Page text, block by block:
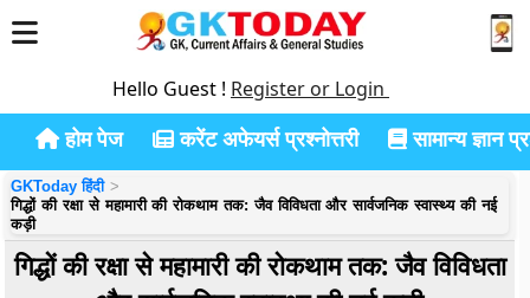
Hello Guest ! Register or Login
होम पेज करेंट अफेयर्स प्रश्नोत्तरी सामान्य ज्ञान
GKToday हिंदी
गिद्धों की रक्षा से महामारी की रोकथाम तक: जैव विविधता और सार्वजनिक स्वास्थ्य की नई
कड़ी
गिद्धों की रक्षा से महामारी की रोकथाम तक: जैव विविधता